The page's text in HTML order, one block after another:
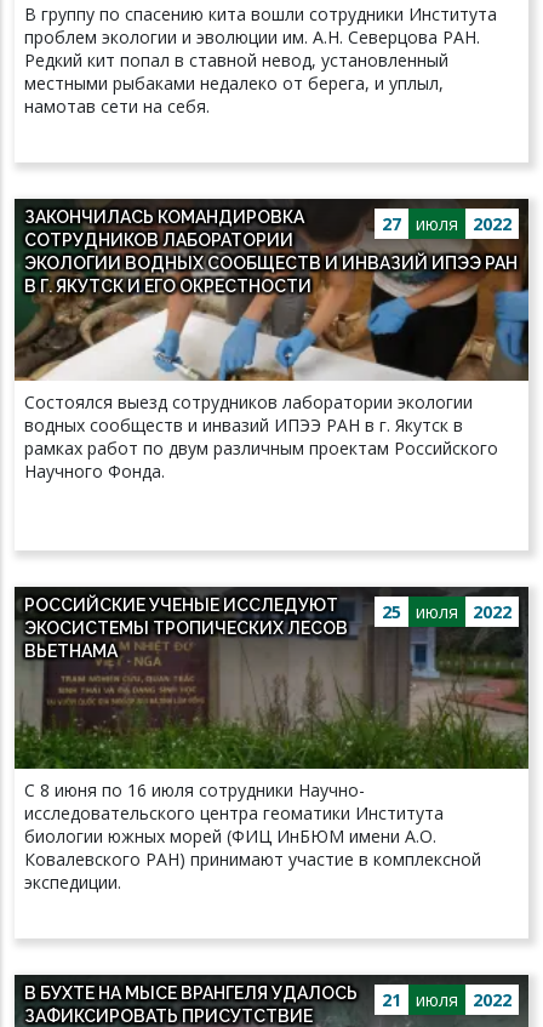
В группу по спасению кита вошли сотрудники Института
проблем экологии и эволюции им. А.Н. Северцова РАН.
Редкий кит попал в ставной невод, установленный
местными рыбаками недалеко от берега, и уплыл,
намотав сети на себя.
27 июля 2022
ЗАКОНЧИЛАСЬ КОМАНДИРОВКА
СОТРУДНИКОВ ЛАБОРАТОРИИ
ЭКОЛОГИИ ВОДНЫХ СООБЩЕСТВ И ИНВАЗИЙ ИПЭЭ РАН
В Г. ЯКУТСК И ЕГО ОКРЕСТНОСТИ
Состоялся выезд сотрудников лаборатории экологии
водных сообществ и инвазий ИПЭЭ РАН в г. Якутск в
рамках работ по двум различным проектам Российского
Научного Фонда.
25 июля 2022
РОССИЙСКИЕ УЧЕНЫЕ ИССЛЕДУЮТ
ЭКОСИСТЕМЫ ТРОПИЧЕСКИХ ЛЕСОВ
ВЬЕТНАМА
С 8 июня по 16 июля сотрудники Научно-
исследовательского центра геоматики Института
биологии южных морей (ФИЦ ИнБЮМ имени А.О.
Ковалевского РАН) принимают участие в комплексной
экспедиции.
21 июля 2022
В БУХТЕ НА МЫСЕ ВРАНГЕЛЯ УДАЛОСЬ
ЗАФИКСИРОВАТЬ ПРИСУТСТВИЕ